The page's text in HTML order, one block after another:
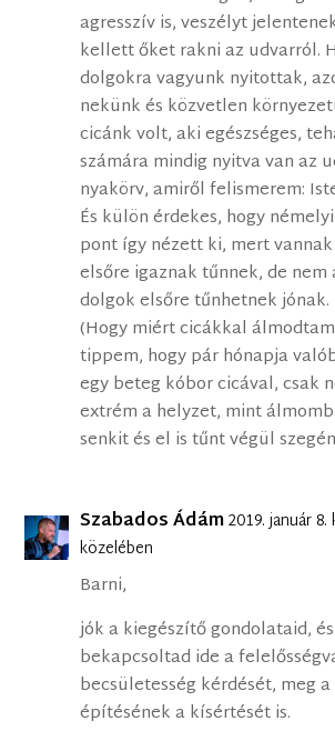
agresszív is, veszélyt
kellett őket rakni az udvarról.
dolgokra vagyunk nyitottak,
nekünk és közvetlen
cicánk volt, aki egészséges,
számára mindig nyitva van az
nyakörv, amiről felismerem:
És külön érdekes, hogy
pont így nézett ki, mert
elsőre igaznak tűnnek, de nem
dolgok elsőre tűnhetnek jónak.
(Hogy miért cicákkal
tippem, hogy pár hónapja
egy beteg kóbor cicával, csak
extrém a helyzet, mint
senkit és el is tűnt végül
Szabados Ádám2019. január
közelében
Barni,
jók a kiegészítő gondolataid,
bekapcsoltad ide a
becsületesség kérdését, meg
építésének a kísértését is.